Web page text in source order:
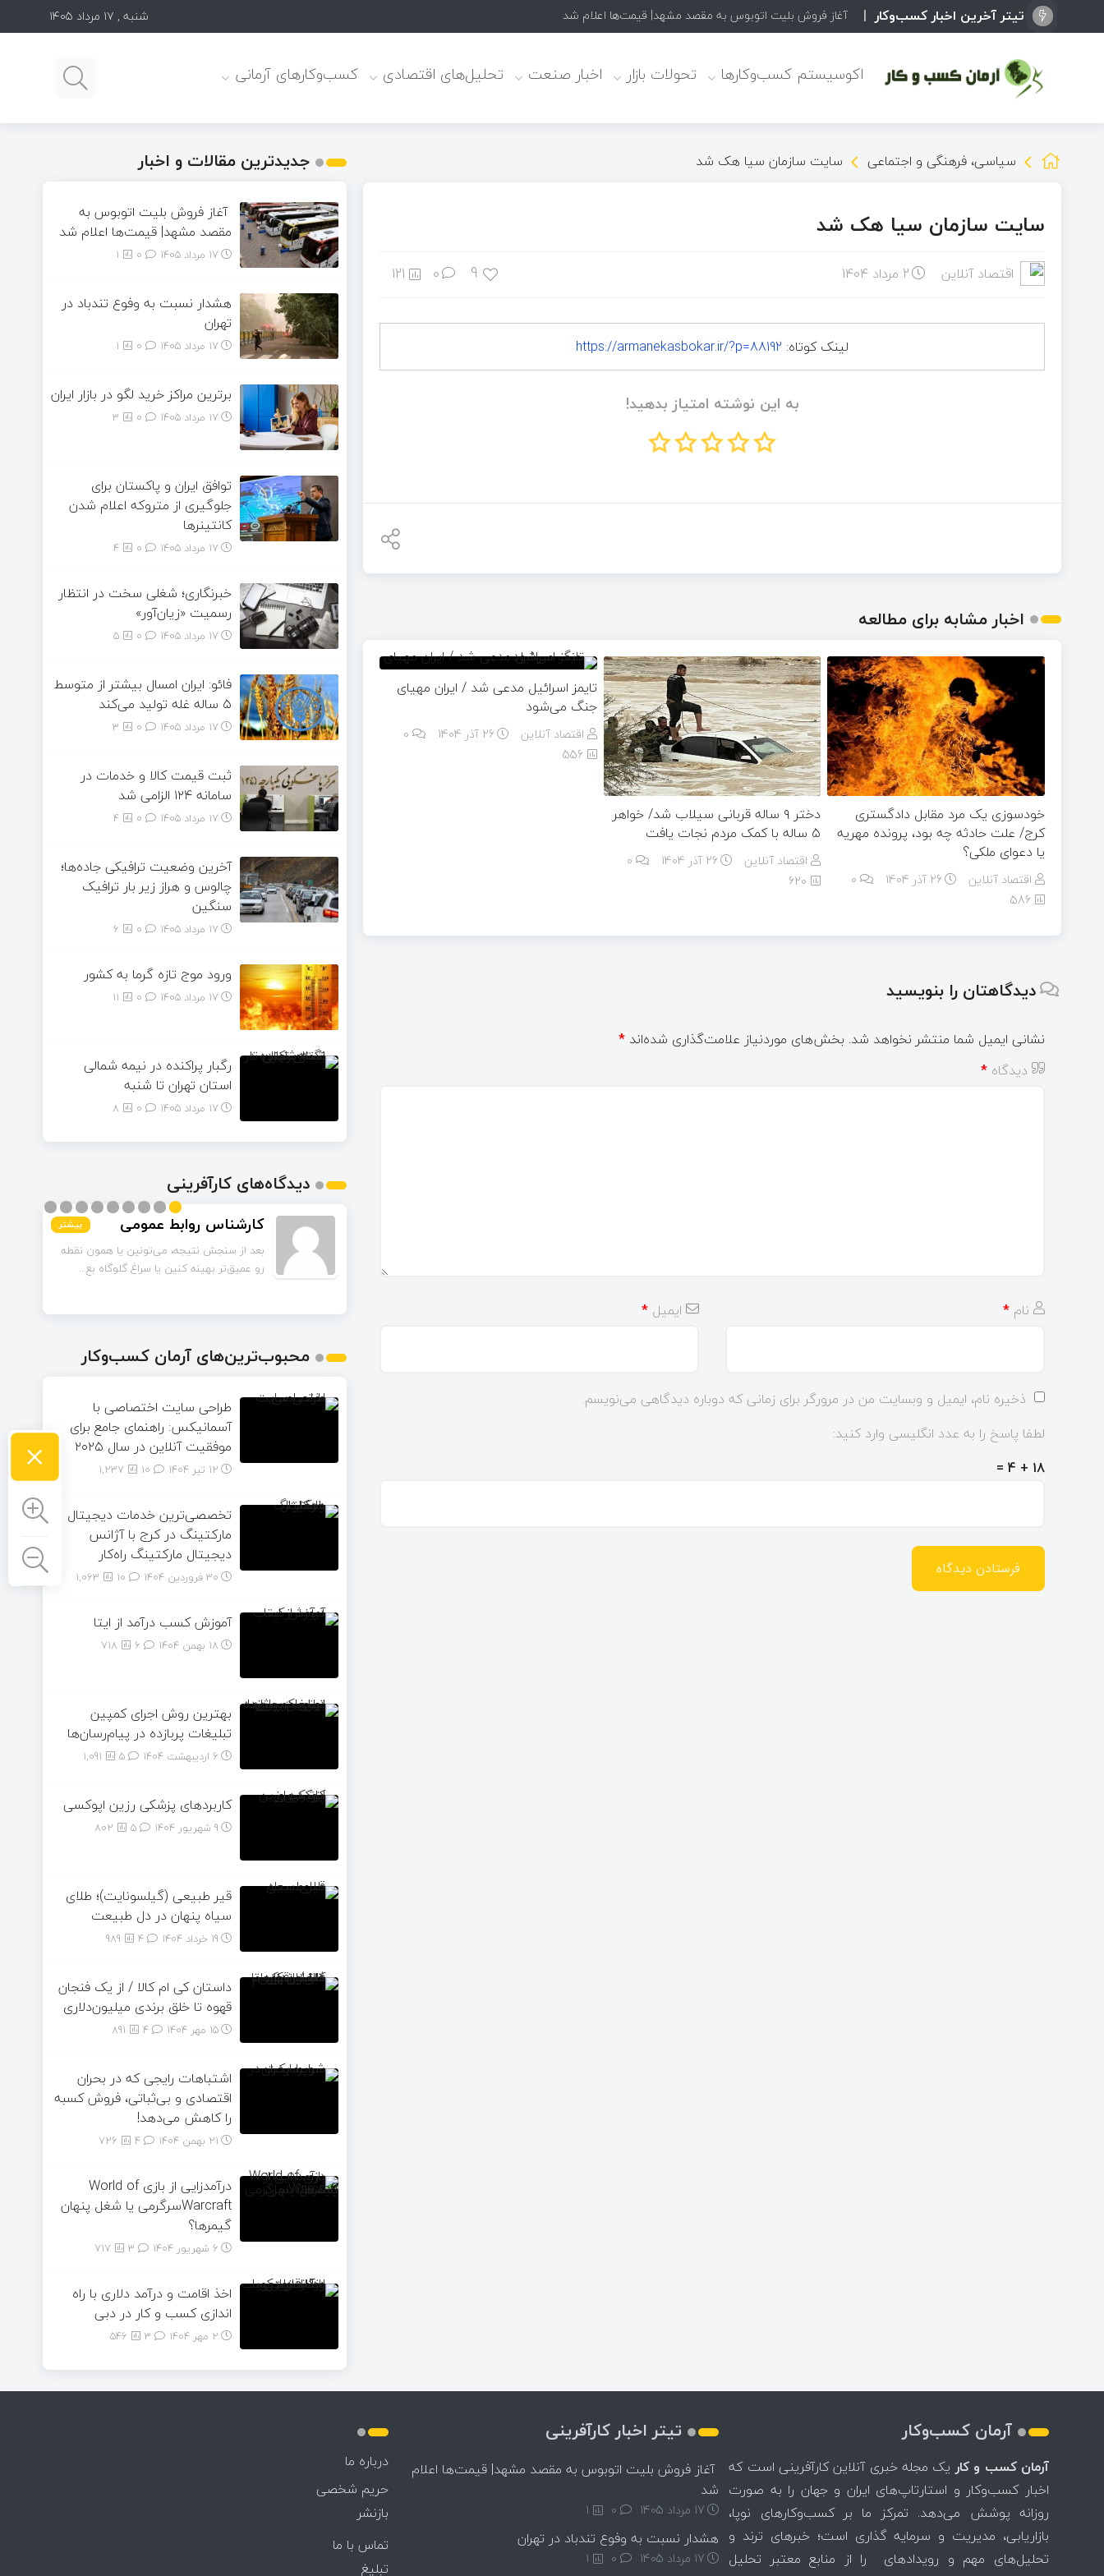
تیتر آخرین اخبار کسب‌وکار آغاز فروش بلیت اتوبوس به مقصد مشهد| قیمت‌ها اعلام شد شنبه , ۱۷ مرداد ۱۴۰۵
اکوسیستم کسب‌وکارها تحولات بازار اخبار صنعت تحلیل‌های اقتصادی کسب‌وکارهای آرمانی
سیاسی، فرهنگی و اجتماعی سایت سازمان سیا هک شد
سایت سازمان سیا هک شد
اقتصاد آنلاین 2 مرداد 1404 9 ۰ 121
لینک کوتاه: https://armanekasbokar.ir/?p=88192
به این نوشته امتیاز بدهید!
اخبار مشابه برای مطالعه
خودسوزی یک مرد مقابل دادگستری
کرج/ علت حادثه چه بود، پرونده مهریه‌
یا دعوای ملکی؟
اقتصاد آنلاین 26 آذر 1404
586
دختر ۹ ساله قربانی سیلاب شد/ خواهر
۵ ساله با کمک مردم نجات یافت
اقتصاد آنلاین 26 آذر 1404
۰
620
تایمز اسرائیل مدعی شد / ایران مهیای
جنگ می‌شود
اقتصاد آنلاین 26 آذر 1404
556
دیدگاهتان را بنویسید
نشانی ایمیل شما منتشر نخواهد شد. بخش‌های موردنیاز علامت‌گذاری شده‌اند *
دیدگاه *
نام * ایمیل*
ذخیره نام، ایمیل و وبسایت من در مرورگر برای زمانی که دوباره دیدگاهی می‌نویسم.
لطفا پاسخ را به عدد انگلیسی وارد کنید:
18 + 4 =
جدیدترین مقالات و اخبار
آغاز فروش بلیت اتوبوس به
مقصد مشهد| قیمت‌ها اعلام شد
17 مرداد 1405 1
هشدار نسبت به وفوع تندباد در
تهران
17 مرداد 1405 1
برترین مراکز خرید لگو در بازار ایران
17 مرداد 1405 3
توافق ایران و پاکستان برای
جلوگیری از متروکه اعلام شدن
کانتینرها
17 مرداد 1405 4
خبرنگاری؛ شغلی سخت در انتظار
رسمیت «زیان‌آور»
17 مرداد 1405 5
فائو: ایران امسال بیشتر از متوسط
۵ ساله غله تولید می‌کند
17 مرداد 1405 3
ثبت قیمت کالا و خدمات در
سامانه ۱۲۴ الزامی شد
17 مرداد 1405 4
آخرین وضعیت ترافیکی جاده‌ها؛
چالوس و هراز زیر بار ترافیک
سنگین
17 مرداد 1405 6
ورود موج تازه گرما به کشور
17 مرداد 1405 11
رگبار پراکنده در نیمه شمالی
استان تهران تا شنبه
17 مرداد 1405 8
دیدگاه‌های کارآفرینی
کارشناس روابط عمومی بیشتر
بعد از سنجش نتیجه، می‌تونین یا همون نقطه
رو عمیق‌تر بهینه کنین یا سراغ گلوگاه بع...
بیشتر
بیشتر
بیشتر
بیشتر
بیشتر
بیشتر
بیشتر
بیشتر
محبوب‌ترین‌های آرمان کسب‌وکار
طراحی سایت اختصاصی با
آسمانیکس: راهنمای جامع برای
موفقیت آنلاین در سال ۲۰۲۵
12 تیر 1404 1,237
تخصصی‌ترین خدمات دیجیتال
مارکتینگ در کرج با آژانس
دیجیتال مارکتینگ راه‌کار
30 فروردین 1404 1,063
آموزش کسب درآمد از ایتا
18 بهمن 1404 718
بهترین روش اجرای کمپین
تبلیغات پربازده در پیام‌رسان‌ها
6 اردیبهشت 1404 1,091
کاربردهای پزشکی رزین اپوکسی
9 شهریور 1404 802
قیر طبیعی (گیلسونایت)؛ طلای
سیاه پنهان در دل طبیعت
19 خرداد 1404 989
داستان کی ام کالا / از یک فنجان
قهوه تا خلق برندی میلیون‌دلاری
15 مهر 1404 891
اشتباهات رایجی که در بحران
اقتصادی و بی‌ثباتی، فروش کسبه
را کاهش می‌دهد!
21 بهمن 1404 726
درآمدزایی از بازی World of
Warcraftسرگرمی یا شغل پنهان
گیمرها؟
6 شهریور 1404 717
اخذ اقامت و درآمد دلاری با راه
اندازی کسب و کار در دبی
2 مهر 1404 546
×
آرمان کسب‌وکار
آرمان کسب و کاریک مجله خبری آنلاین کارآفرینی است که
اخبار کسب‌وکار و استارتاپ‌های ایران و جهان را به صورت
روزانه پوشش می‌دهد. تمرکز ما بر کسب‌وکارهای نوپا،
بازاریابی، مدیریت و سرمایه گذاری است؛ خبرهای ترند و
تحلیل‌های مهم و رویدادهای را از منابع معتبر تحلیل
تیتر اخبار کارآفرینی
آغاز فروش بلیت اتوبوس به مقصد مشهد| قیمت‌ها اعلام
شد
17 مرداد 1405 ۰ 1
هشدار نسبت به وفوع تندباد در تهران
17 مرداد 1405 ۰ 1
درباره ما
حریم شخصی
بازنشر
تماس با ما
تبلیغ